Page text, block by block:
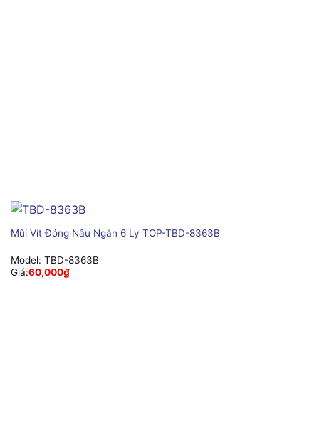
Mũi Vít Đóng Nâu Ngắn 6 Ly TOP-TBD-8363B
Model: TBD-8363B
Giá:60,000₫